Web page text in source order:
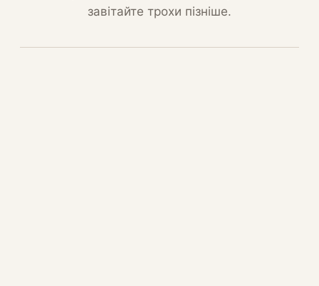
завітайте трохи пізніше.